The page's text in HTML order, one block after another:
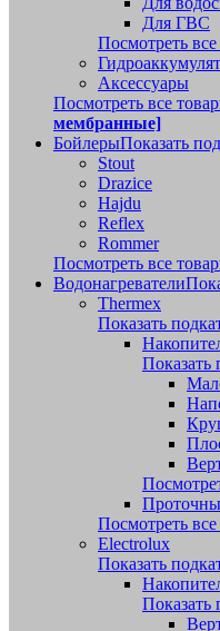
Для ГВС
Посмотреть
Аксессуары
Посмотреть все
мембранные]
БойлерыПоказать
Stout
Drazice
Hajdu
Reflex
Rommer
Посмотреть все
Водонагреватели
Thermex
Показать
Показать
Посмотреть
Electrolux
Показать
Показать